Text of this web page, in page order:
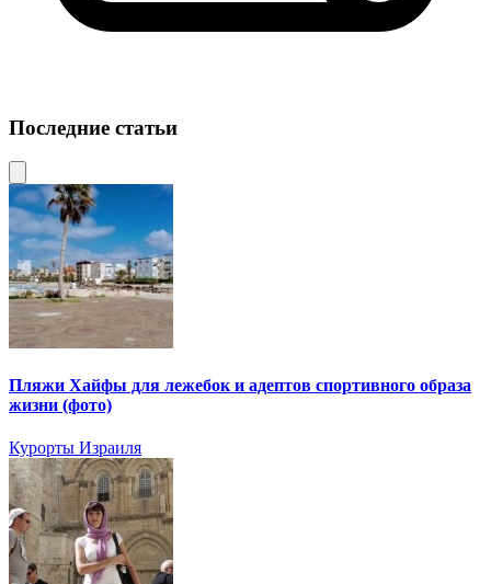
Последние статьи
Пляжи Хайфы для лежебок и адептов спортивного образа
жизни (фото)
Курорты Израиля